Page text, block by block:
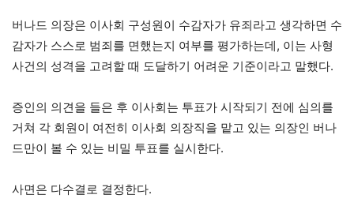
버나드 의장은 이사회 구성원이 수감자가 유죄라고 생각하면 수
감자가 스스로 범죄를 면했는지 여부를 평가하는데, 이는 사형
사건의 성격을 고려할 때 도달하기 어려운 기준이라고 말했다.
증인의 의견을 들은 후 이사회는 투표가 시작되기 전에 심의를
거쳐 각 회원이 여전히 이사회 의장직을 맡고 있는 의장인 버나
드만이 볼 수 있는 비밀 투표를 실시한다.
사면은 다수결로 결정한다.